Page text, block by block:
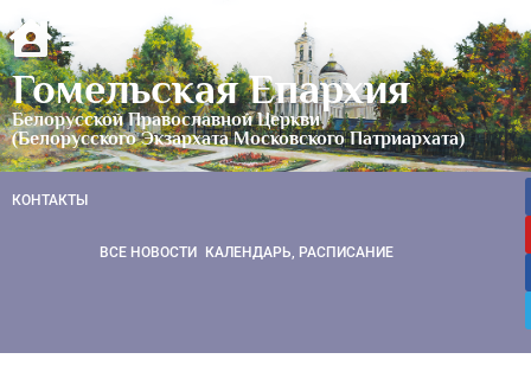
Гомельская Епархия
Белорусской Православной Церкви
(Белорусского Экзархата Московского Патриархата)
КОНТАКТЫ
ВСЕ НОВОСТИ КАЛЕНДАРЬ, РАСПИСАНИЕ